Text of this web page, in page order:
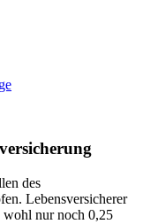
des
Lebensversicherer
wohl nur noch 0,25